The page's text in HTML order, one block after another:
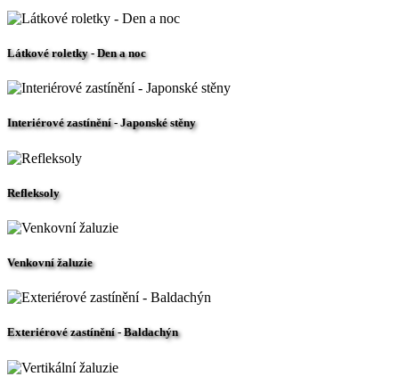
Látkové roletky - Den a noc
Interiérové zastínění - Japonské stěny
Refleksoly
Venkovní žaluzie
Exteriérové zastínění - Baldachýn